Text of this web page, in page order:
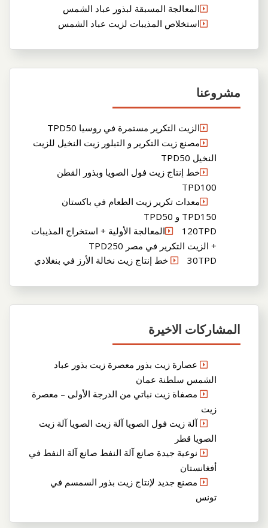
المعالجة المسبقة لبذور عباد الشمس
استخلاص المذيبات لزيت عباد الشمس
مشروعنا
الزيت التكرير مستمرة في روسيا TPD50
مصنع زيت التكرير و التبلور زيت النخيل للزيت
النخيل TPD50
خط إنتاج زيت فول الصويا وبذور القطن
TPD100
معدات تكرير زيت الطعام في باكستان
TPD150 و TPD50
120TPDالمعالجة الأولية + استخراج المذيبات
+ الزيت التكرير في مصر TPD250
30TPD خط إنتاج زيت نخالة الأرز في بنغلادي
المشاركات الاخيرة
عصارة زيت بذور معصرة زيت بذور عباد
الشمس سلطنة عمان
مصفاة زيت نباتي من الدرجة الأولى – معصرة
زيت
آلة زيت فول الصويا آلة زيت الصويا آلة زيت
الصويا قطر
نوعية جيدة صانع آلة النفط صانع آلة النفط في
أفغانستان
مصنع جديد لإنتاج زيت بذور السمسم في
تونس